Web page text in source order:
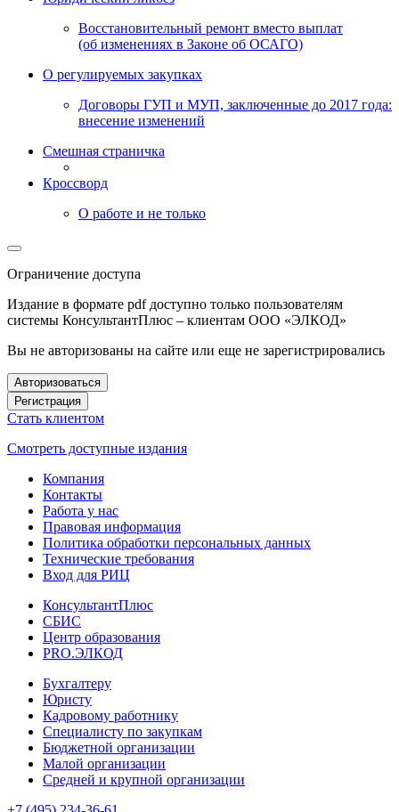
Восстановительный ремонт вместо выплат
(об изменениях в Законе об ОСАГО)
О регулируемых закупках
Договоры ГУП и МУП, заключенные до 2017 года:
внесение изменений
Смешная страничка
Кроссворд
О работе и не только
Ограничение доступа
Издание в формате pdf доступно только пользователям
системы КонсультантПлюс – клиентам ООО «ЭЛКОД»
Вы не авторизованы на сайте или еще не зарегистрировались
Авторизоваться
Регистрация
Стать клиентом
Смотреть доступные издания
Компания
Контакты
Работа у нас
Правовая информация
Политика обработки персональных данных
Технические требования
Вход для РИЦ
КонсультантПлюс
СБИС
Центр образования
PRO.ЭЛКОД
Бухгалтеру
Юристу
Кадровому работнику
Специалисту по закупкам
Бюджетной организации
Малой организации
Средней и крупной организации